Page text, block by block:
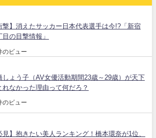
撃】消えたサッカー日本代表選手は今!?「新宿
目の目撃情報」
のビュー
しょう子（AV女優活動期間23歳～29歳）が天下
れなかった理由って何だろ？
のビュー
見】抱きたい美人ランキング！橋本環奈が1位、